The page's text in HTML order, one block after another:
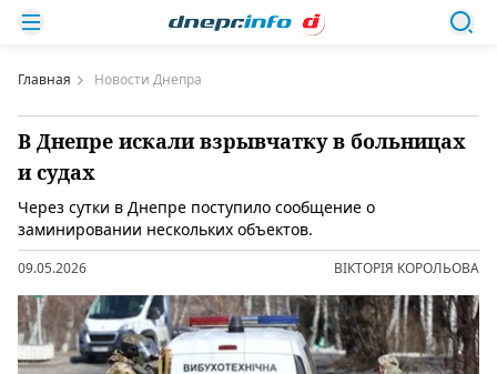
Главная Новости Днепра
В Днепре искали взрывчатку в больницах
и судах
Через сутки в Днепре поступило сообщение о
заминировании нескольких объектов.
09.05.2026 ВІКТОРІЯ КОРОЛЬОВА